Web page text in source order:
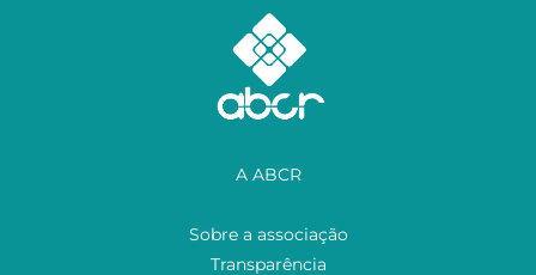
A ABCR
Sobre a associação
Transparência